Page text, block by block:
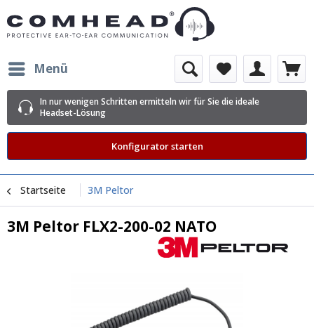
Menü
In nur wenigen Schritten ermitteln wir für Sie die ideale
Headset-Lösung
Konfigurator starten
Startseite 3M Peltor
3M Peltor FLX2-200-02 NATO